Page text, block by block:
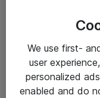
We use first-
user
personalized
enabled and do